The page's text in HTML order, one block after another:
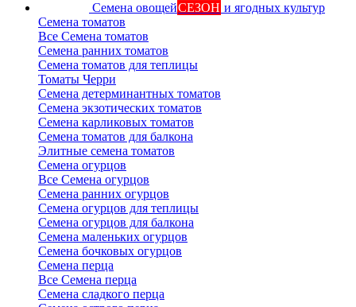
Семена овощейСЕЗОН и ягодных культур
Семена томатов
Все Семена томатов
Семена ранних томатов
Семена томатов для теплицы
Томаты Черри
Семена детерминантных томатов
Семена экзотических томатов
Семена карликовых томатов
Семена томатов для балкона
Элитные семена томатов
Семена огурцов
Все Семена огурцов
Семена ранних огурцов
Семена огурцов для теплицы
Семена огурцов для балкона
Семена маленьких огурцов
Семена бочковых огурцов
Семена перца
Все Семена перца
Семена сладкого перца